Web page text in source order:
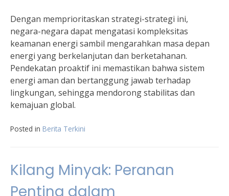
Dengan memprioritaskan strategi-strategi ini,
negara-negara dapat mengatasi kompleksitas
keamanan energi sambil mengarahkan masa depan
energi yang berkelanjutan dan berketahanan.
Pendekatan proaktif ini memastikan bahwa sistem
energi aman dan bertanggung jawab terhadap
lingkungan, sehingga mendorong stabilitas dan
kemajuan global.
Posted in Berita Terkini
Kilang Minyak: Peranan
Penting dalam